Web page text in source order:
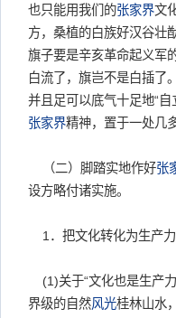
也只能用我们的张家界文
方，桑植的白族好汉谷壮
旗子要是辛亥革命起义军
白流了，旗岂不是白插了
并且足可以底气十足地“
张家界精神，置于一处几
（二）脚踏实地作好张
设方略付诸实施。
1．把文化转化为生产力
(1)关于“文化也是生产
界级的自然风光桂林山水